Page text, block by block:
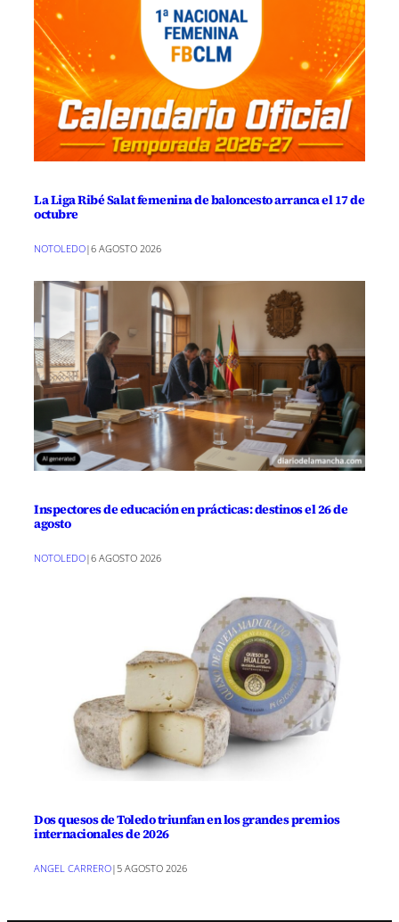
La Liga Ribé Salat femenina de baloncesto arranca el 17 de
octubre
NOTOLEDO|6 AGOSTO 2026
Inspectores de educación en prácticas: destinos el 26 de
agosto
NOTOLEDO|6 AGOSTO 2026
Dos quesos de Toledo triunfan en los grandes premios
internacionales de 2026
ANGEL CARRERO| 5 AGOSTO 2026